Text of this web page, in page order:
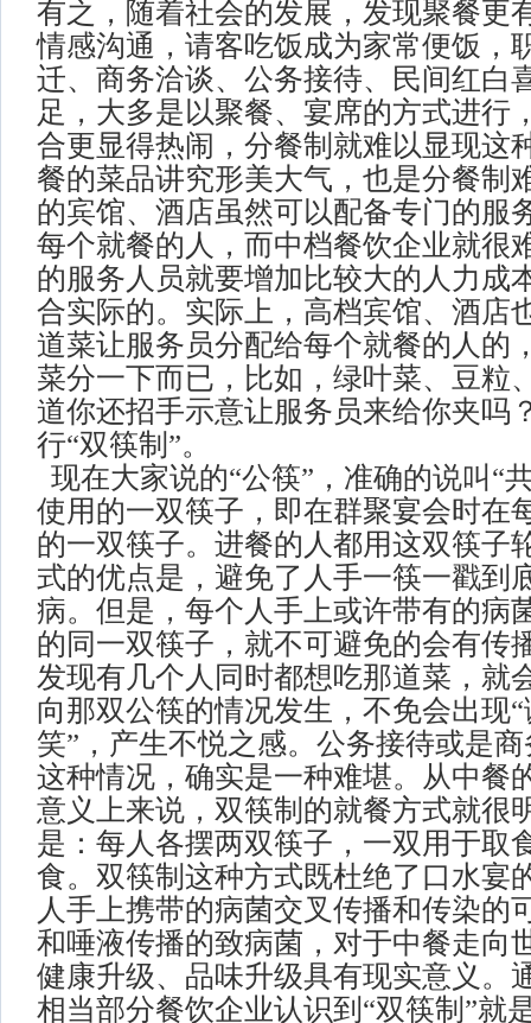
有之，随着社会的发展，发现聚餐更
情感沟通，请客吃饭成为家常便饭，
迁、商务洽谈、公务接待、民间红白
足，大多是以聚餐、宴席的方式进行
合更显得热闹，分餐制就难以显现这
餐的菜品讲究形美大气，也是分餐制
的宾馆、酒店虽然可以配备专门的服
每个就餐的人，而中档餐饮企业就很
的服务人员就要增加比较大的人力成
合实际的。实际上，高档宾馆、酒店
道菜让服务员分配给每个就餐的人的
菜分一下而已，比如，绿叶菜、豆粒
道你还招手示意让服务员来给你夹吗
行“双筷制”。
现在大家说的“公筷”，准确的说叫“
使用的一双筷子，即在群聚宴会时在
的一双筷子。进餐的人都用这双筷子
式的优点是，避免了人手一筷一戳到
病。但是，每个人手上或许带有的病
的同一双筷子，就不可避免的会有传
发现有几个人同时都想吃那道菜，就
向那双公筷的情况发生，不免会出现
笑”，产生不悦之感。公务接待或是
这种情况，确实是一种难堪。从中餐
意义上来说，双筷制的就餐方式就很
是：每人各摆两双筷子，一双用于取
食。双筷制这种方式既杜绝了口水宴
人手上携带的病菌交叉传播和传染的
和唾液传播的致病菌，对于中餐走向
健康升级、品味升级具有现实意义。
相当部分餐饮企业认识到“双筷制”就